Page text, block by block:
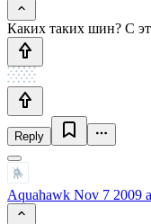
Каких таких шин? С
Reply
Aquahawk Nov 7 2009